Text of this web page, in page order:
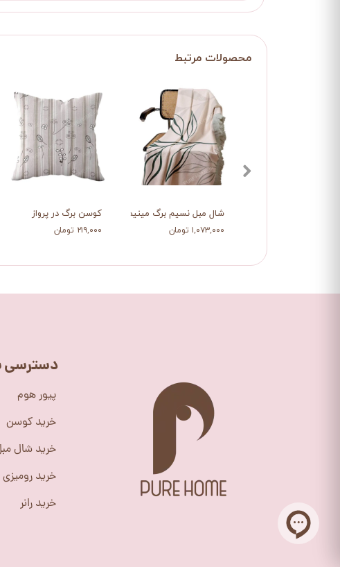
کوسن برگ در پرواز
۲۱۹,۰۰۰ تومان
شال مبل نسیم برگ مینیمال
۱,۰۷۳,۰۰۰ تومان
پیور هوم
خرید کوسن
خرید شال
خرید رومیزی
خرید رانر
دسترسی